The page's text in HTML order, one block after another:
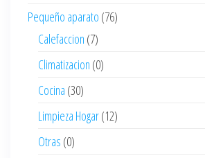
Pequeño aparato (76)
Calefaccion (7)
Climatizacion (0)
Cocina (30)
Limpieza Hogar(12)
Otras (0)